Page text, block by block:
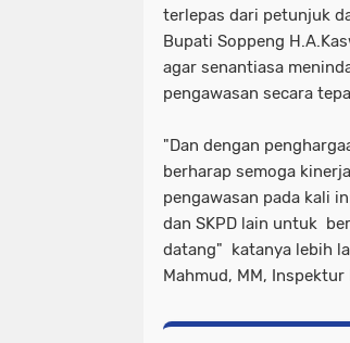
terlepas dari petunjuk
Bupati Soppeng
agar senantiasa
pengawasan secara
"Dan dengan
berharap semoga
pengawasan pada kali
dan SKPD lain untuk
datang" katanya lebih
Mahmud, MM, Inspektur